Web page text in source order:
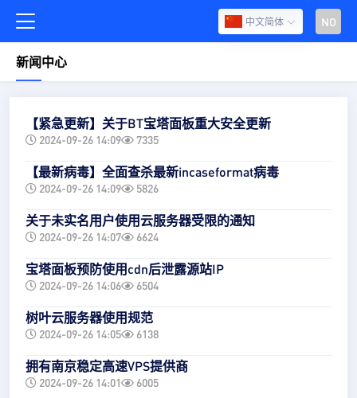
中文简体 NO
新闻中心
【紧急更新】关于BT宝塔面板重大安全更新
2024-09-26 14:09 7335
【最新病毒】全面查杀最新incaseformat病毒
2024-09-26 14:09 5826
关于未实名用户使用云服务器受限的通知
2024-09-26 14:07 6624
宝塔面板预防使用cdn后泄露源站IP
2024-09-26 14:06 6504
树叶云服务器使用规范
2024-09-26 14:05 6138
拥有南京稳定高速VPS提供商
2024-09-26 14:01 6005